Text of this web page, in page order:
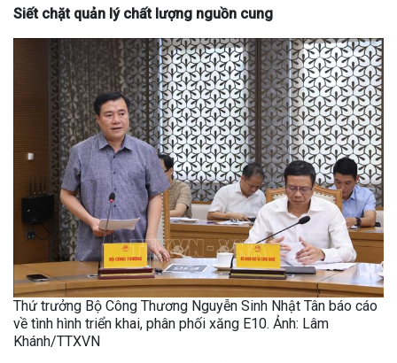
Siết chặt quản lý chất lượng nguồn cung
Thứ trưởng Bộ Công Thương Nguyễn Sinh Nhật Tân báo cáo
về tình hình triển khai, phân phối xăng E10. Ảnh: Lâm
Khánh/TTXVN